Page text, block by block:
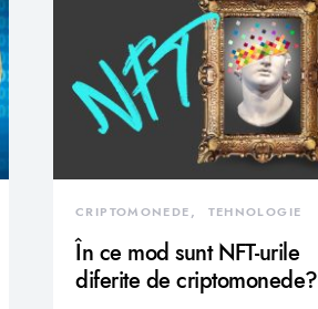
CRIPTOMONEDE TEHNOLOGIE
În ce mod sunt NFT-urile
diferite de criptomonede?